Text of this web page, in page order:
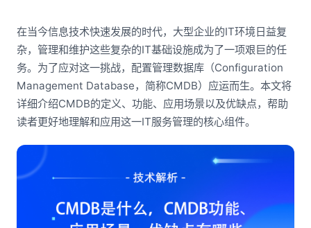
在当今信息技术快速发展的时代，大型企业的IT环境日益复
杂，管理和维护这些复杂的IT基础设施成为了一项艰巨的任
务。为了应对这一挑战，配置管理数据库（Configuration
Management Database，简称CMDB）应运而生。本文将
详细介绍CMDB的定义、功能、应用场景以及优缺点，帮助
读者更好地理解和应用这一IT服务管理的核心组件。